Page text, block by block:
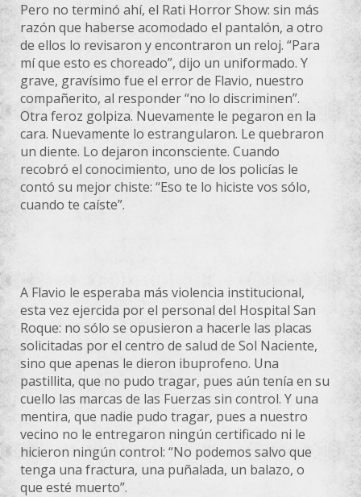
Pero no terminó ahí, el Rati Horror Show: sin más
razón que haberse acomodado el pantalón, a otro
de ellos lo revisaron y encontraron un reloj. “Para
mí que esto es choreado”, dijo un uniformado. Y
grave, gravísimo fue el error de Flavio, nuestro
compañerito, al responder “no lo discriminen”.
Otra feroz golpiza. Nuevamente le pegaron en la
cara. Nuevamente lo estrangularon. Le quebraron
un diente. Lo dejaron inconsciente. Cuando
recobró el conocimiento, uno de los policías le
contó su mejor chiste: “Eso te lo hiciste vos sólo,
cuando te caíste”.
A Flavio le esperaba más violencia institucional,
esta vez ejercida por el personal del Hospital San
Roque: no sólo se opusieron a hacerle las placas
solicitadas por el centro de salud de Sol Naciente,
sino que apenas le dieron ibuprofeno. Una
pastillita, que no pudo tragar, pues aún tenía en su
cuello las marcas de las Fuerzas sin control. Y una
mentira, que nadie pudo tragar, pues a nuestro
vecino no le entregaron ningún certificado ni le
hicieron ningún control: “No podemos salvo que
tenga una fractura, una puñalada, un balazo, o
que esté muerto”.